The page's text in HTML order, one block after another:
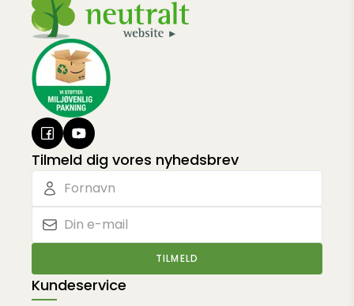
Tilmeld dig vores nyhedsbrev
TILMELD
Kundeservice